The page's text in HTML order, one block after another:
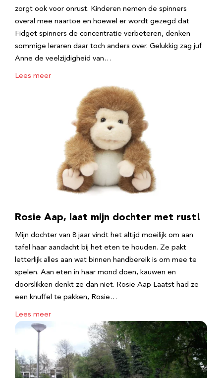
zorgt ook voor onrust. Kinderen nemen de spinners
overal mee naartoe en hoewel er wordt gezegd dat
Fidget spinners de concentratie verbeteren, denken
sommige leraren daar toch anders over. Gelukkig zag juf
Anne de veelzijdigheid van…
Lees meer
Rosie Aap, laat mijn dochter met rust!
Mijn dochter van 8 jaar vindt het altijd moeilijk om aan
tafel haar aandacht bij het eten te houden. Ze pakt
letterlijk alles aan wat binnen handbereik is om mee te
spelen. Aan eten in haar mond doen, kauwen en
doorslikken denkt ze dan niet. Rosie Aap Laatst had ze
een knuffel te pakken, Rosie…
Lees meer